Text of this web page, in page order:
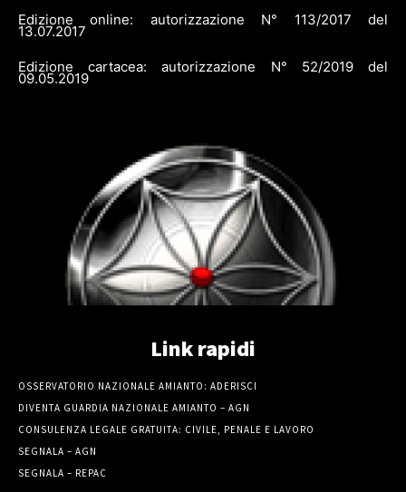
Edizione online: autorizzazione N° 113/2017 del
13.07.2017
Edizione cartacea: autorizzazione N° 52/2019 del
09.05.2019
Link rapidi
OSSERVATORIO NAZIONALE AMIANTO: ADERISCI
DIVENTA GUARDIA NAZIONALE AMIANTO – AGN
CONSULENZA LEGALE GRATUITA: CIVILE, PENALE E LAVORO
SEGNALA – AGN
SEGNALA – REPAC